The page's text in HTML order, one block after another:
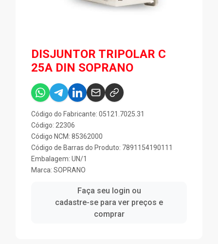
DISJUNTOR TRIPOLAR C
25A DIN SOPRANO
Código do Fabricante: 05121.7025.31
Código: 22306
Código NCM: 85362000
Código de Barras do Produto: 7891154190111
Embalagem: UN/1
Marca: SOPRANO
Faça seu login ou
cadastre-se para ver preços e
comprar